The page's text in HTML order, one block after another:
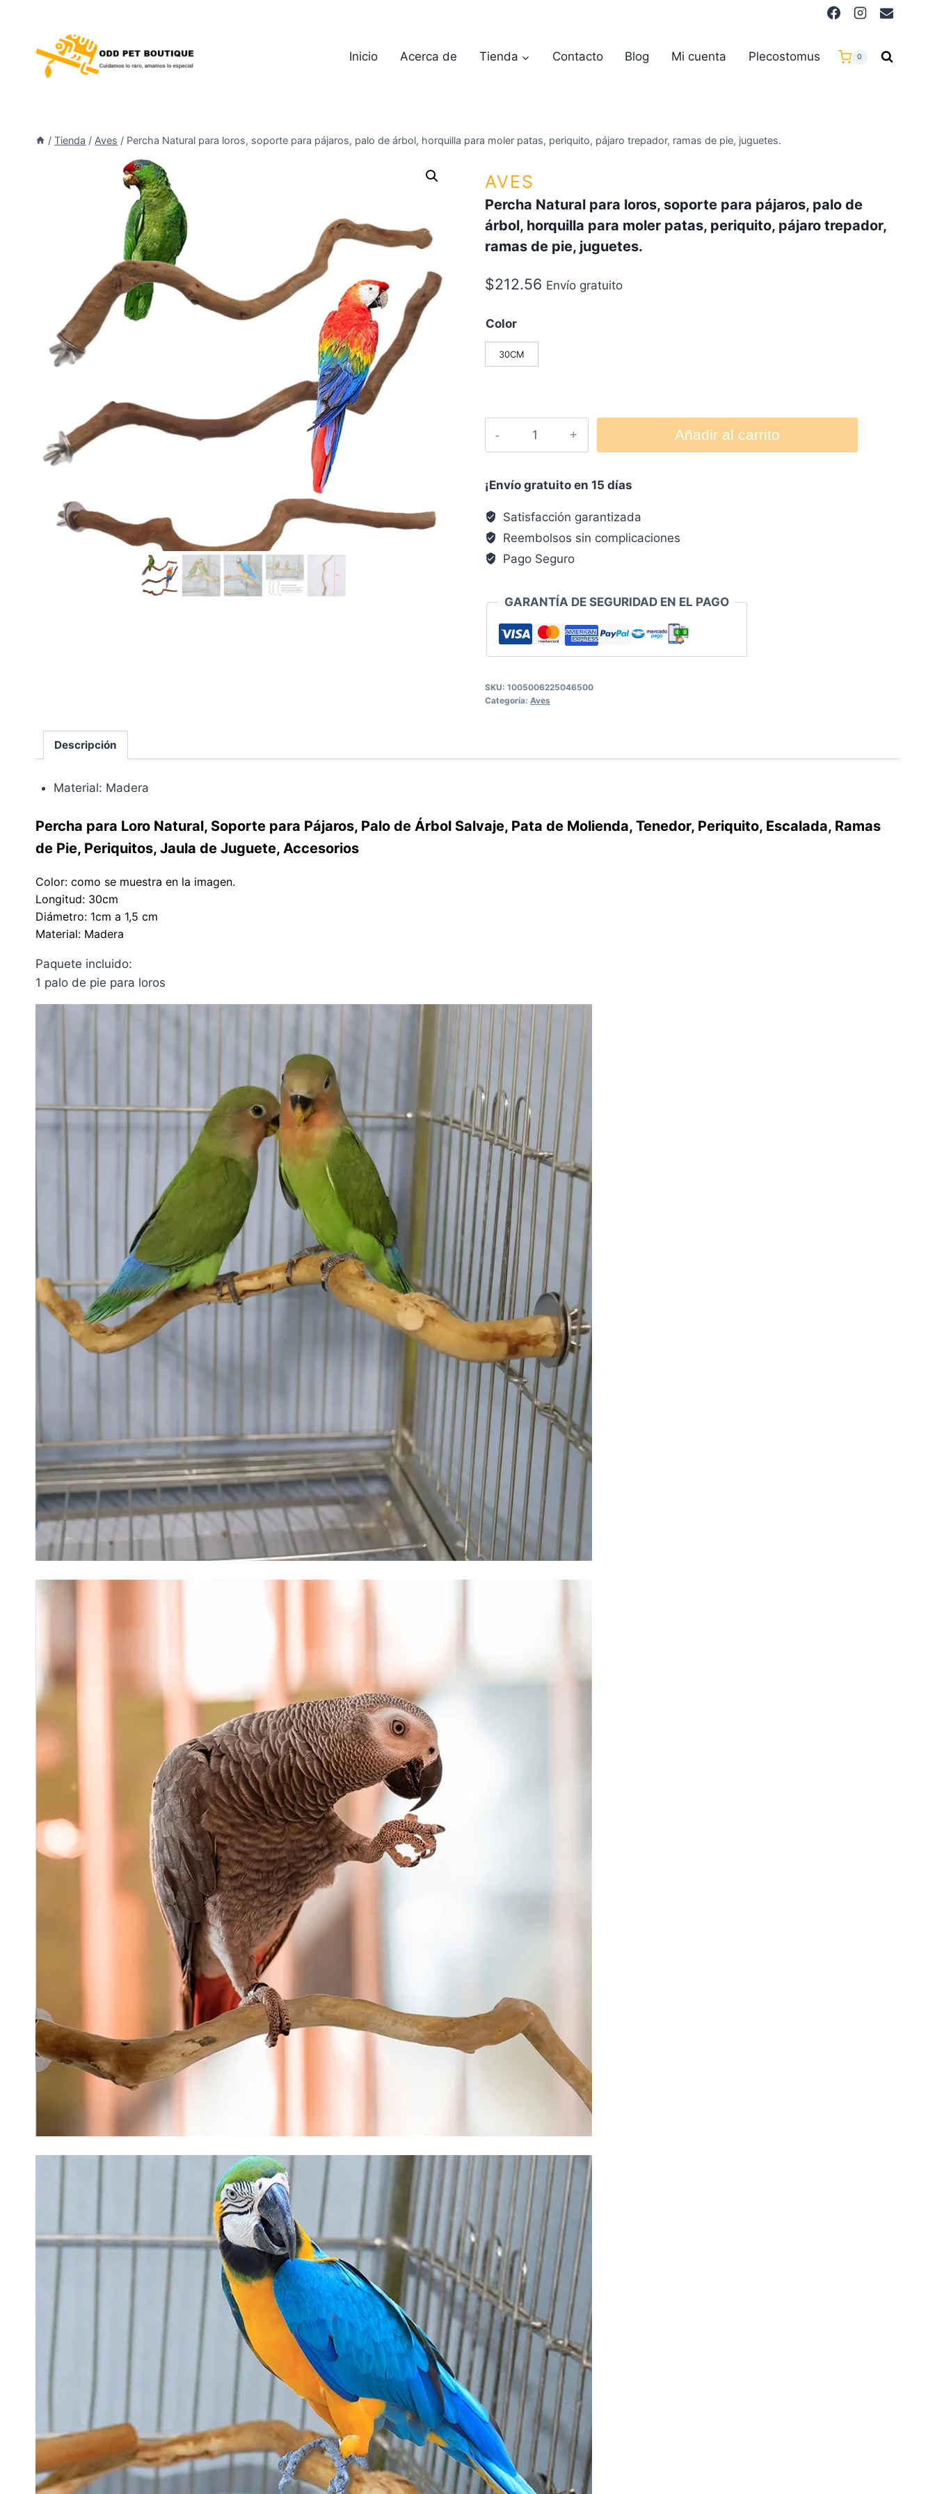
Inicio Acerca de Tienda Contacto Blog Mi cuenta Plecostomus 0
/ Tienda / Aves / Percha Natural para loros, soporte para pájaros, palo de árbol, horquilla para moler patas, periquito, pájaro trepador, ramas de pie, juguetes.
AVES
Percha Natural para loros, soporte para pájaros, palo de
árbol, horquilla para moler patas, periquito, pájaro trepador,
ramas de pie, juguetes.
$212.56 Envío gratuito
Color
30CM
Añadir al carrito
¡Envío gratuito en 15 días
Satisfacción garantizada
Reembolsos sin complicaciones
Pago Seguro
GARANTÍA DE SEGURIDAD EN EL PAGO
SKU: 1005006225046500
Categoría: Aves
Descripción
Material: Madera
Percha para Loro Natural, Soporte para Pájaros, Palo de Árbol Salvaje, Pata de Molienda, Tenedor, Periquito, Escalada, Ramas
de Pie, Periquitos, Jaula de Juguete, Accesorios
Color: como se muestra en la imagen.
Longitud: 30cm
Diámetro: 1cm a 1,5 cm
Material: Madera
Paquete incluido:
1 palo de pie para loros